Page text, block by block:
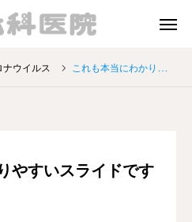
ナウイルス これも本当にわかりやすいスライドです
やすいスライドです
アクセス